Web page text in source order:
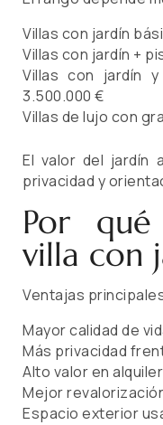
Villas con jardín
Villas con jardín +
Villas con jardín
3.500.000 €
Villas de lujo con
El valor del jardín
privacidad y
Por
villa con
Ventajas
Mayor calidad de
Más privacidad
Alto valor en
Mejor
Espacio exterior